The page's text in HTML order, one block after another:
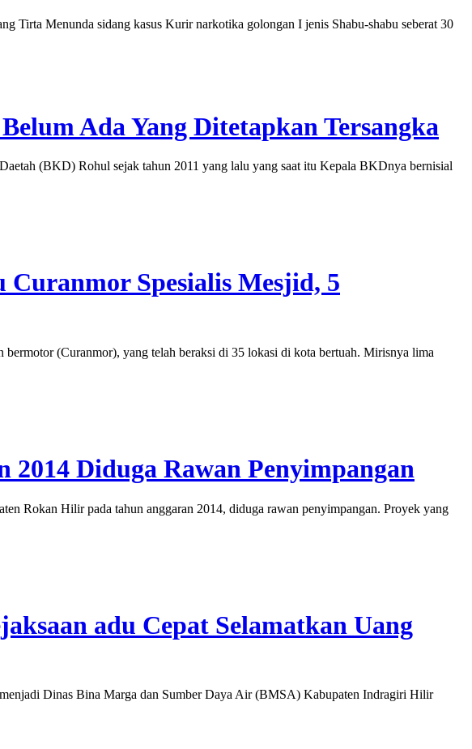
Menunda sidang kasus Kurir narkotika golongan I jenis Shabu-shabu seberat 30
Ada Yang Ditetapkan Tersangka
(BKD) Rohul sejak tahun 2011 yang lalu yang saat itu Kepala BKDnya bernisial
Spesialis Mesjid, 5
(Curanmor), yang telah beraksi di 35 lokasi di kota bertuah. Mirisnya lima
Diduga Rawan Penyimpangan
Rokan Hilir pada tahun anggaran 2014, diduga rawan penyimpangan. Proyek yang
adu Cepat Selamatkan Uang
Dinas Bina Marga dan Sumber Daya Air (BMSA) Kabupaten Indragiri Hilir